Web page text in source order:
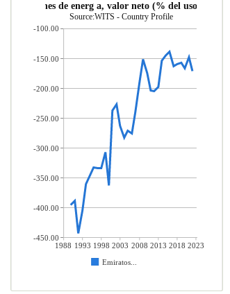
de energ a, valor neto (% del uso de
Source:WITS - Country Profile
1988 1993 1998 2003 2008 2013 2018 2023
Emiratos...
-100.00
-150.00
-200.00
-250.00
-300.00
-350.00
-400.00
-450.00